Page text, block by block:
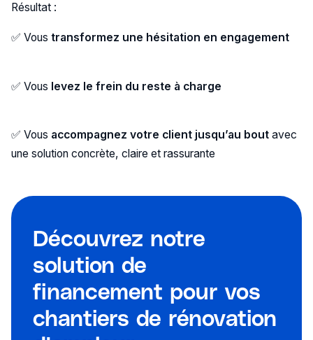
Résultat :
✅ Vous transformez une hésitation en engagement
✅ Vous levez le frein du reste à charge
✅ Vous accompagnez votre client jusqu’au boutavec
une solution concrète, claire et rassurante
Découvrez notre
solution de
financement pour vos
chantiers de rénovation